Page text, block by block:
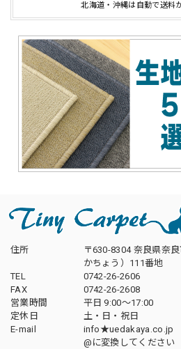
北海道・沖縄は自動で送料
住所
〒630-8304 奈良県奈
かちょう）111番地
TEL
0742-26-2606
FAX
0742-26-2608
営業時間
平日 9:00～17:00
定休日
土・日・祝日
E-mail
info★uedakaya.co.jp
@に変換してください